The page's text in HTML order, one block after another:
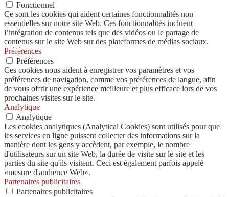
Fonctionnel
Ce sont les cookies qui aident certaines fonctionnalités non
essentielles sur notre site Web. Ces fonctionnalités incluent
l’intégration de contenus tels que des vidéos ou le partage de
contenus sur le site Web sur des plateformes de médias sociaux.
Préférences
Préférences
Ces cookies nous aident à enregistrer vos paramètres et vos
préférences de navigation, comme vos préférences de langue, afin
de vous offrir une expérience meilleure et plus efficace lors de vos
prochaines visites sur le site.
Analytique
Analytique
Les cookies analytiques (Analytical Cookies) sont utilisés pour que
les services en ligne puissent collecter des informations sur la
manière dont les gens y accèdent, par exemple, le nombre
d'utilisateurs sur un site Web, la durée de visite sur le site et les
parties du site qu'ils visitent. Ceci est également parfois appelé
«mesure d'audience Web».
Partenaires publicitaires
Partenaires publicitaires